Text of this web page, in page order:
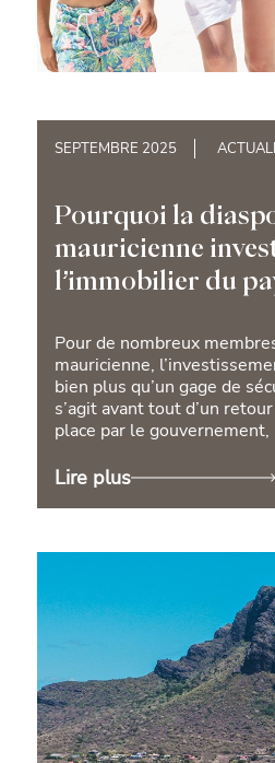
SEPTEMBRE 2025
Pourquoi la
mauricienne
l’immobilier du
Pour de nombreux
mauricienne,
bien plus qu’un gage de
s’agit avant tout d’un
place par le
proposant une fiscalité
Lire plus